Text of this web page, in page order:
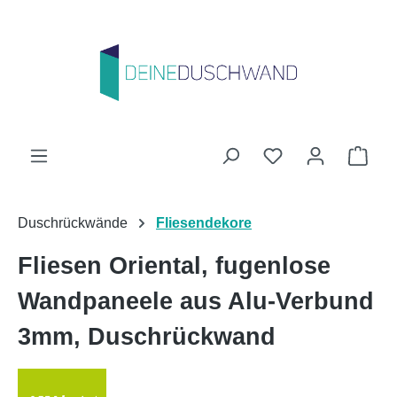
Du hast 0
Duschrückwände Fliesendekore
Fliesen Oriental, fugenlose
Wandpaneele aus Alu-Verbund
3mm, Duschrückwand